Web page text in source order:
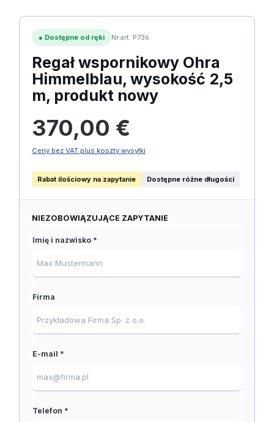
● Dostępne od ręki Nr art. P736
Regał wspornikowy Ohra
Himmelblau, wysokość 2,5
m, produkt nowy
370,00 €
Ceny bez VAT plus koszty wysyłki
Rabat ilościowy na zapytanie Dostępne różne długości
NIEZOBOWIĄZUJĄCE ZAPYTANIE
Imię i nazwisko *
Firma
E-mail *
Telefon *